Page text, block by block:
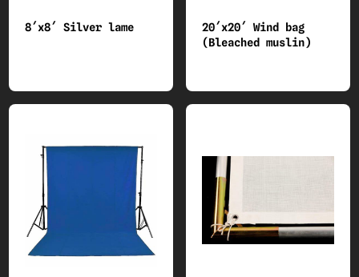
8´x8´ Silver lame
20´x20´ Wind bag
(Bleached muslin)